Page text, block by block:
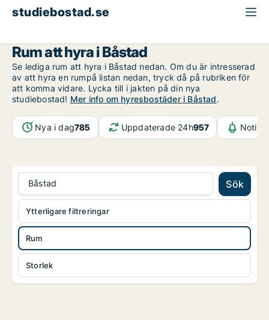
studiebostad.se
Rum att hyra i Båstad
Se lediga rum att hyra i Båstad nedan. Om du är intresserad
av att hyra en rumpå listan nedan, tryck då på rubriken för
att komma vidare. Lycka till i jakten på din nya
studiebostad! Mer info om hyresbostäder i Båstad.
Nya i dag785 Uppdaterade 24h957
Båstad Sök
Rum
Storlek
Ytterligare filtreringar